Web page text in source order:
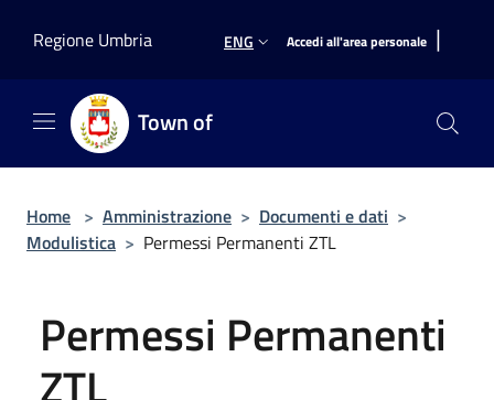
Regione Umbria
ENG Accedi all'area personale |
Town of
Home > Amministrazione > Documenti e dati >
Modulistica > Permessi Permanenti ZTL
Permessi Permanenti